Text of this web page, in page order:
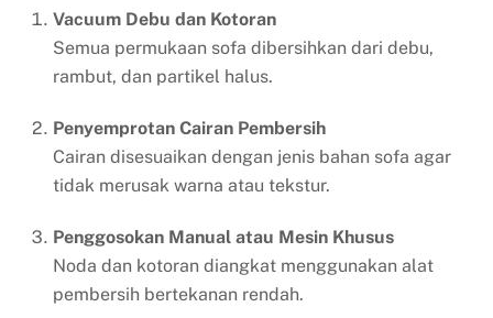
Vacuum Debu dan Kotoran
Semua permukaan sofa dibersihkan dari debu,
rambut, dan partikel halus.
Penyemprotan Cairan Pembersih
Cairan disesuaikan dengan jenis bahan sofa agar
tidak merusak warna atau tekstur.
Penggosokan Manual atau Mesin Khusus
Noda dan kotoran diangkat menggunakan alat
pembersih bertekanan rendah.